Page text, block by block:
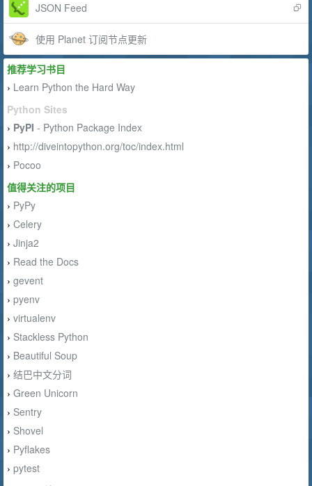
JSON Feed
使用 Planet 订阅节点更新
推荐学习书目
› Learn Python the Hard Way
Python Sites
› PyPI - Python Package Index
› http://diveintopython.org/toc/index.html
› Pocoo
值得关注的项目
› PyPy
› Celery
› Jinja2
› Read the Docs
› gevent
› pyenv
› virtualenv
› Stackless Python
› Beautiful Soup
› 结巴中文分词
› Green Unicorn
› Sentry
› Shovel
› Pyflakes
› pytest